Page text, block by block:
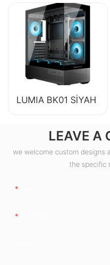
Bronze Masaüstü
Bilgisayar Güç
Kaynağı ESB550W
LUMIA BK01 SİYAH
LEAVE A
we welcome custom designs
the specific